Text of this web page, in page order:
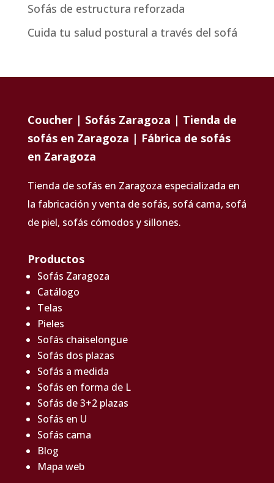
Sofás de estructura reforzada
Cuida tu salud postural a través del sofá
Coucher | Sofás Zaragoza | Tienda de
sofás en Zaragoza | Fábrica de sofás
en Zaragoza
Tienda de sofás en Zaragoza especializada en
la fabricación y venta de sofás, sofá cama, sofá
de piel, sofás cómodos y sillones.
Productos
Sofás Zaragoza
Catálogo
Telas
Pieles
Sofás chaiselongue
Sofás dos plazas
Sofás a medida
Sofás en forma de L
Sofás de 3+2 plazas
Sofás en U
Sofás cama
Blog
Mapa web